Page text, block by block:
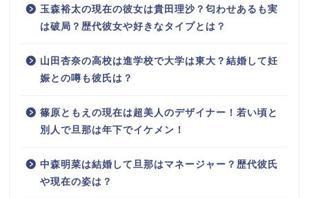
玉森裕太の現在の彼女は貴田理沙？匂わせあるも実
は破局？歴代彼女や好きなタイプとは？
山田杏奈の高校は進学校で大学は東大？結婚して妊
娠との噂も彼氏は？
篠原ともえの現在は超美人のデザイナー！若い頃と
別人で旦那は年下でイケメン！
中森明菜は結婚して旦那はマネージャー？歴代彼氏
や現在の姿は？